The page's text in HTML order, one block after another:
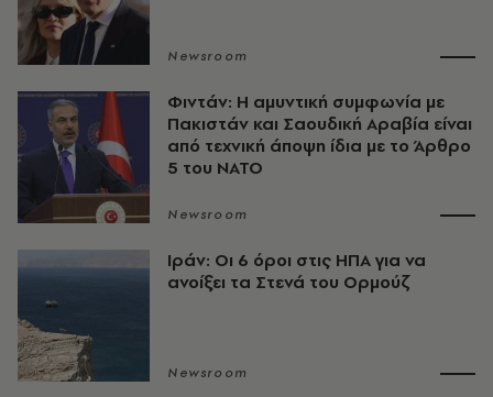
Newsroom
Φιντάν: Η αμυντική συμφωνία με
Πακιστάν και Σαουδική Αραβία είναι
από τεχνική άποψη ίδια με τo Άρθρο
5 του ΝΑΤΟ
Newsroom
Ιράν: Οι 6 όροι στις ΗΠΑ για να
ανοίξει τα Στενά του Ορμούζ
Newsroom